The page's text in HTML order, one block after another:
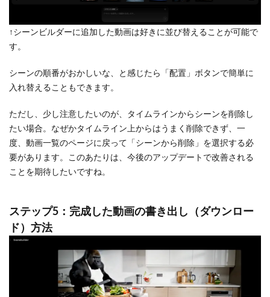
↑シーンビルダーに追加した動画は好きに並び替えることが可能で
す。
シーンの順番がおかしいな、と感じたら「配置」ボタンで簡単に
入れ替えることもできます。
ただし、少し注意したいのが、タイムラインからシーンを削除し
たい場合。なぜかタイムライン上からはうまく削除できず、一
度、動画一覧のページに戻って「シーンから削除」を選択する必
要があります。このあたりは、今後のアップデートで改善される
ことを期待したいですね。
ステップ5：完成した動画の書き出し（ダウンロー
ド）方法